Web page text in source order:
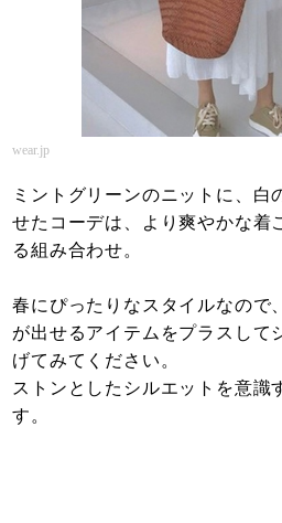
wear.jp
ミントグリーンのニットに、白
せたコーデは、より爽やかな着
る組み合わせ。
春にぴったりなスタイルなので
が出せるアイテムをプラスして
げてみてください。
ストンとしたシルエットを意識
す。